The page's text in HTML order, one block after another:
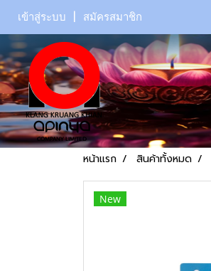
เข้าสู่ระบบ สมัครสมาชิก
หน้าแรก สินค้าทั้งหมด
New